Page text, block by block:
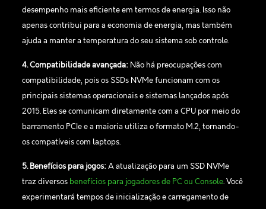
desempenho mais eficiente em termos de energia. Isso não
apenas contribui para a economia de energia, mas também
ajuda a manter a temperatura do seu sistema sob controle.
4. Compatibilidade avançada:Não há preocupações com
compatibilidade, pois os SSDs NVMe funcionam com os
principais sistemas operacionais e sistemas lançados após
2015. Eles se comunicam diretamente com a CPU por meio do
barramento PCIe e a maioria utiliza o formato M.2, tornando-
os compatíveis com laptops.
5. Benefícios para jogos:A atualização para um SSD NVMe
traz diversosbenefícios para jogadores de PC ou Console. Você
experimentará tempos de inicialização e carregamento de